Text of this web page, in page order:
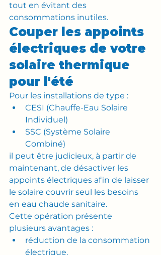
tout en évitant des
consommations inutiles.
Couper les appoints
électriques de votre
solaire thermique
pour l'été
Pour les installations de type :
CESI (Chauffe-Eau Solaire
Individuel)
SSC (Système Solaire
Combiné)
il peut être judicieux, à partir de
maintenant, de désactiver les
appoints électriques afin de laisser
le solaire couvrir seul les besoins
en eau chaude sanitaire.
Cette opération présente
plusieurs avantages :
réduction de la consommation
électrique,